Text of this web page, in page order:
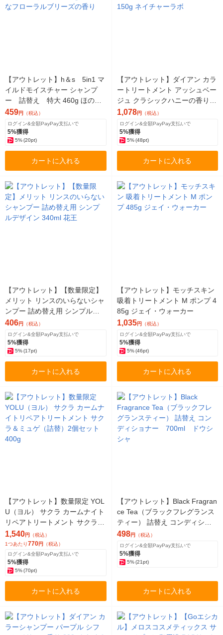
【アウトレット】h＆s 5in1 マ
イルドモイスチャー シャンプ
ー 詰替え 特大 460g ほのか
なフローラルブリーズの香り
459円 （税込）
ログイン&全額PayPay支払いで
5%獲得
5%(20pt)
カートに入れる
【アウトレット】ダイアン カラ
ートリートメント アッシュベー
ジュ クラシックハニーの香り 1
50g ネイチャーラボ
1,078円 （税込）
ログイン&全額PayPay支払いで
5%獲得
5% (48pt)
カートに入れる
【アウトレット】【数量限定】
メリット リンスのいらないシャ
ンプー 詰め替え用 シンプルデ
ザイン 340ml 花王
406円 （税込）
ログイン&全額PayPay支払いで
5%獲得
5%(17pt)
カートに入れる
【アウトレット】モッチスキン
吸着トリートメント M ポンプ 4
85g ジェイ・ウォーカー
1,035円 （税込）
ログイン&全額PayPay支払いで
5%獲得
5% (46pt)
カートに入れる
【アウトレット】数量限定 YOL
U（ヨル） サクラ カームナイト
リペアトリートメント サクラ＆
ミュゲ（詰替）2個セット 400g
1,540円 （税込）
1つあたり770円 （税込）
ログイン&全額PayPay支払いで
5%獲得
5%(70pt)
カートに入れる
【アウトレット】Black Fragran
ce Tea（ブラックフレグランス
ティー） 詰替え コンディショ
ナー 700ml ドウシシャ
498円 （税込）
ログイン&全額PayPay支払いで
5%獲得
5% (21pt)
カートに入れる